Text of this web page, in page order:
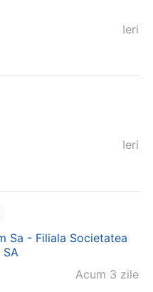
Ieri
Ieri
Sa - Filiala Societatea
Acum 3 zile